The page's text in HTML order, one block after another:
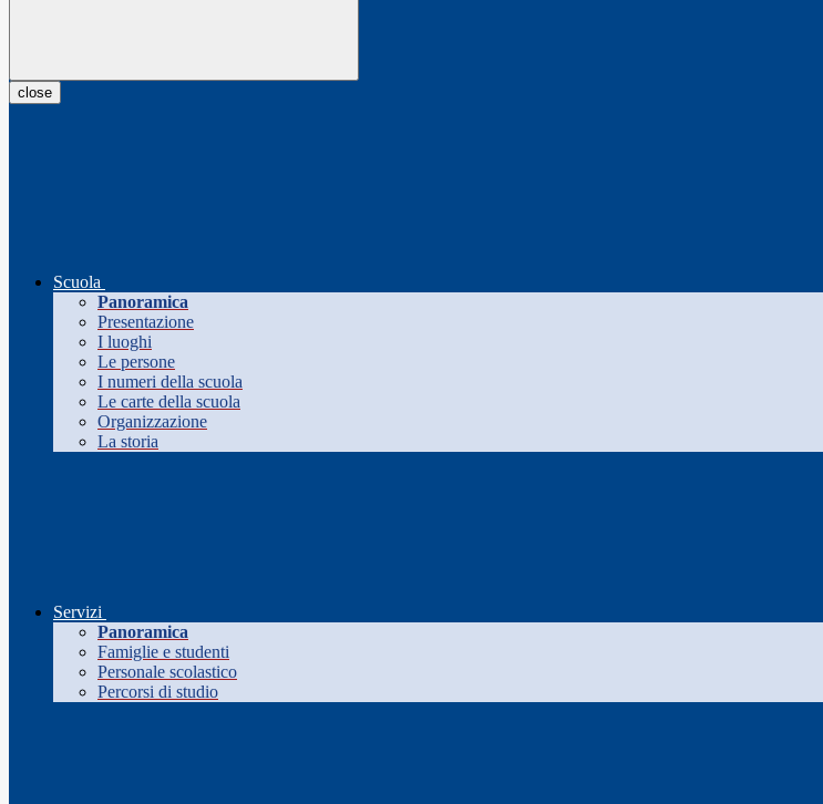
close
Scuola
Panoramica
Presentazione
I luoghi
Le persone
I numeri della scuola
Le carte della scuola
Organizzazione
La storia
Servizi
Panoramica
Famiglie e studenti
Personale scolastico
Percorsi di studio